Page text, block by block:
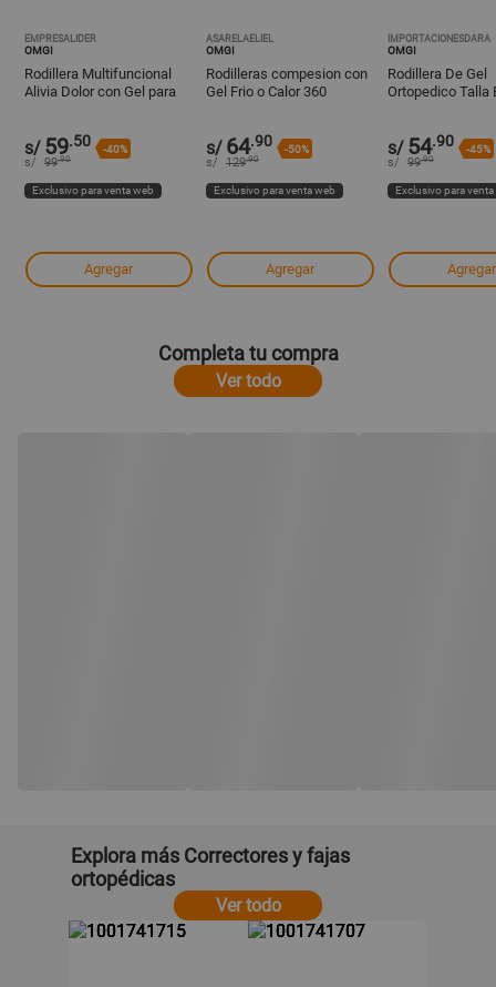
EMPRESALIDER
OMGI
Rodillera Multifuncional
Alivia Dolor con Gel para
s/ 59.50 -40%
s/ 99.90
Exclusivo para venta web
Agregar
ASARELAELIEL
OMGI
Rodilleras compesion con
Gel Frio o Calor 360
s/ 64.90 -50%
s/ 129.90
Exclusivo para venta web
Agregar
IMPORTACIONESDARA
OMGI
Rodillera De Gel
Ortopedico Talla
s/ 54.90 -45%
s/ 99.90
Exclusivo para
Agregar
Completa tu compra
Ver todo
Explora más Correctores y fajas
ortopédicas
Ver todo